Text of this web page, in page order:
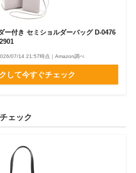
ー付き セミショルダーバッグ D-0476
07/14 21:57時点｜Amazon調べ
して今すぐチェック
ェック